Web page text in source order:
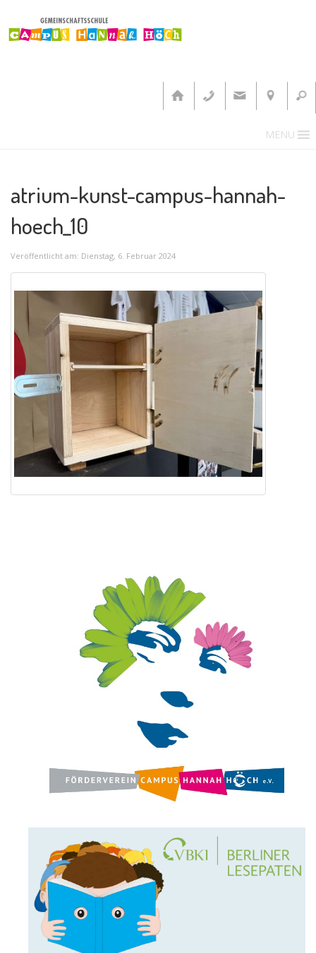
MENU
atrium-kunst-campus-hannah-
hoech_10
Veröffentlicht am: Dienstag, 6. Februar 2024